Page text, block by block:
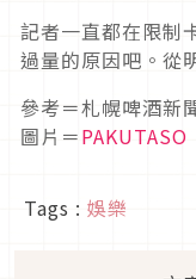
記者一直都在限制
過量的原因吧。從
參考＝札幌啤酒新
圖片＝PAKUTASO
Tags : 娛樂